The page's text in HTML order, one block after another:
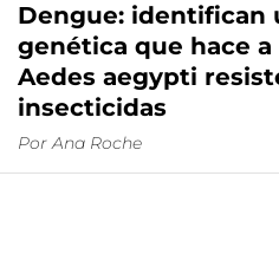
Dengue: identifican
genética que hace
Aedes aegypti
insecticidas
Por Ana Roche